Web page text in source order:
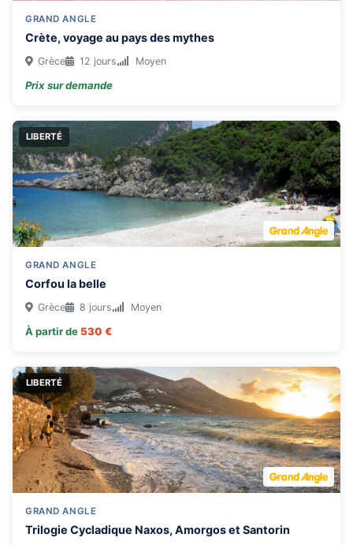
GRAND ANGLE
Crète, voyage au pays des mythes
Grèce 12 jours Moyen
Prix sur demande
LIBERTÉ
GRAND ANGLE
Corfou la belle
Grèce 8 jours Moyen
À partir de530 €
LIBERTÉ
GRAND ANGLE
Trilogie Cycladique Naxos, Amorgos et Santorin